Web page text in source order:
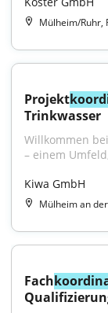
Mülheim/Ruhr,
Projekt
Trinkwasser
Willkommen
– einem
Kiwa GmbH
Mülheim an
Fach